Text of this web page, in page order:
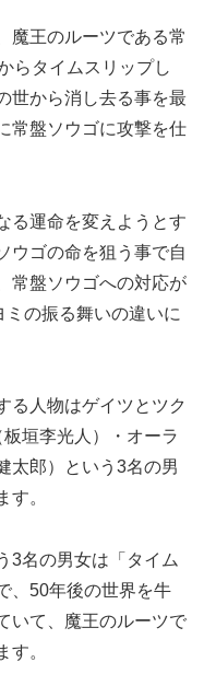
魔王のルーツである常
らタイムスリップし
世から消し去る事を最
常盤ソウゴに攻撃を仕
る運命を変えようとす
ウゴの命を狙う事で自
常盤ソウゴへの対応が
の振る舞いの違いに
る人物はゲイツとツク
垣李光人）・オーラ
太郎）という3名の男
す。
3名の男女は「タイム
、50年後の世界を牛
いて、魔王のルーツで
す。